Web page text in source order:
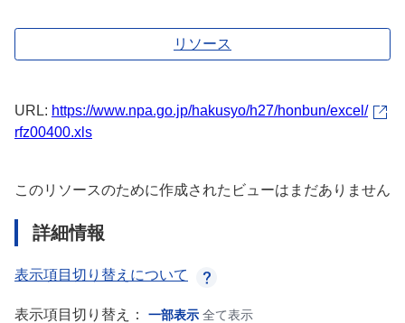
リソース
URL: https://www.npa.go.jp/hakusyo/h27/honbun/excel/
rfz00400.xls
このリソースのために作成されたビューはまだありません
詳細情報
表示項目切り替えについて
表示項目切り替え： 一部表示 全て表示